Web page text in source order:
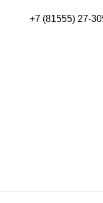
+7 (81555) 27-